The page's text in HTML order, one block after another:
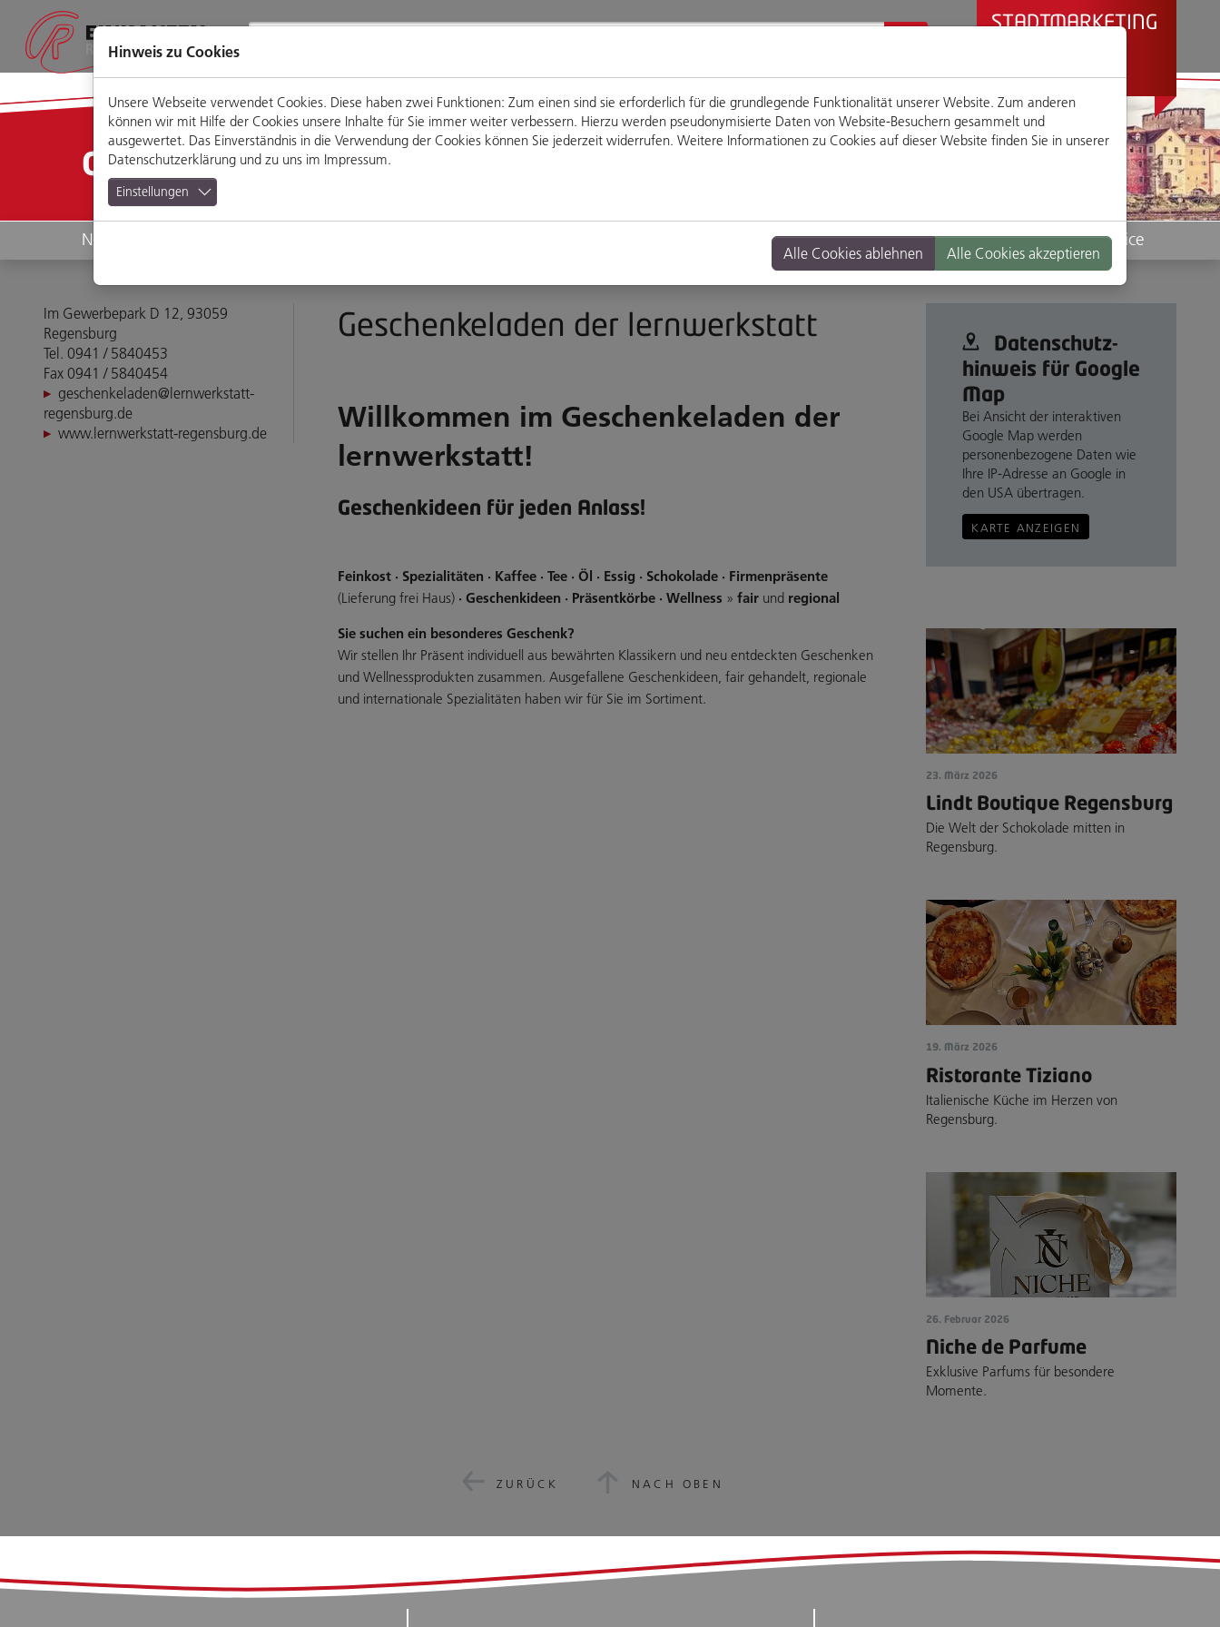
Seiteninhalt
Hauptmenü
Footermenü
Website-
Suche
STADTMARKETING
PRÄSENTIERT
Geschäfte
News Veranstaltungen Standorte Service
Geschenkeladen der lernwerkstatt
Willkommen im Geschenkeladen der
lernwerkstatt!
Geschenkideen für jeden Anlass!
Feinkost · Spezialitäten · Kaffee · Tee · Öl · Essig · Schokolade · Firmenpräsente
(Lieferung frei Haus) · Geschenkideen · Präsentkörbe · Wellness »fair und regional
Sie suchen ein besonderes Geschenk?
Wir stellen Ihr Präsent individuell aus bewährten Klassikern und neu entdeckten Geschenken
und Wellnessprodukten zusammen. Ausgefallene Geschenkideen, fair gehandelt, regionale
und internationale Spezialitäten haben wir für Sie im Sortiment.
Im Gewerbepark D 12, 93059
Regensburg
Tel. 0941 / 5840453
Fax 0941 / 5840454
geschenkeladen@lernwerkstatt-
regensburg.de
www.lernwerkstatt-regensburg.de
Datenschutz­
hinweis für Google
Map
Bei Ansicht der interaktiven
Google Map werden
personenbezogene Daten wie
Ihre IP-Adresse an Google in
den USA übertragen.
KARTE ANZEIGEN
23. März 2026
Lindt Boutique Regensburg
Die Welt der Schokolade mitten in
Regensburg.
19. März 2026
Ristorante Tiziano
Italienische Küche im Herzen von
Regensburg.
26. Februar 2026
Niche de Parfume
Exklusive Parfums für besondere
Momente.
ZURÜCK NACH OBEN
Hinweis zu Cookies
Unsere Webseite verwendet Cookies. Diese haben zwei Funktionen: Zum einen sind sie erforderlich für die grundlegende Funktionalität unserer Website. Zum anderen
können wir mit Hilfe der Cookies unsere Inhalte für Sie immer weiter verbessern. Hierzu werden pseudonymisierte Daten von Website-Besuchern gesammelt und
ausgewertet. Das Einverständnis in die Verwendung der Cookies können Sie jederzeit widerrufen. Weitere Informationen zu Cookies auf dieser Website finden Sie in unserer
Datenschutzerklärung und zu uns im Impressum.
Einstellungen
Alle Cookies ablehnen Alle Cookies akzeptieren